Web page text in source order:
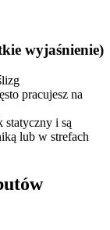
wyjaśnienie)
pracujesz na
statyczny i są
lub w strefach